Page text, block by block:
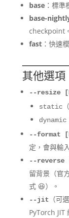
base：標準
base-
checkpoint。
fast：快速
其他選項
--resize
static
dynamic
--format
定，會與輸
--reverse
留背景（官
式 😆）。
--jit
（可
PyTorch JIT